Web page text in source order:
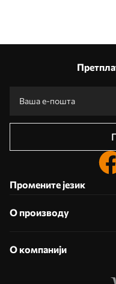
Промените језик
О производу
О компанији